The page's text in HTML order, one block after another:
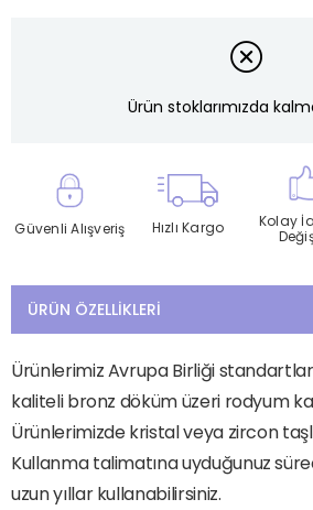
Ürün stoklarımızda
Güvenli Alışveriş Hızlı Kargo
Kolay
ÜRÜN ÖZELLIKLERI
Ürünlerimiz Avrupa Birliği
kaliteli bronz döküm üzeri rodyum
Ürünlerimizde kristal veya zircon
Kullanma talimatına uyduğunuz
uzun yıllar kullanabilirsiniz.